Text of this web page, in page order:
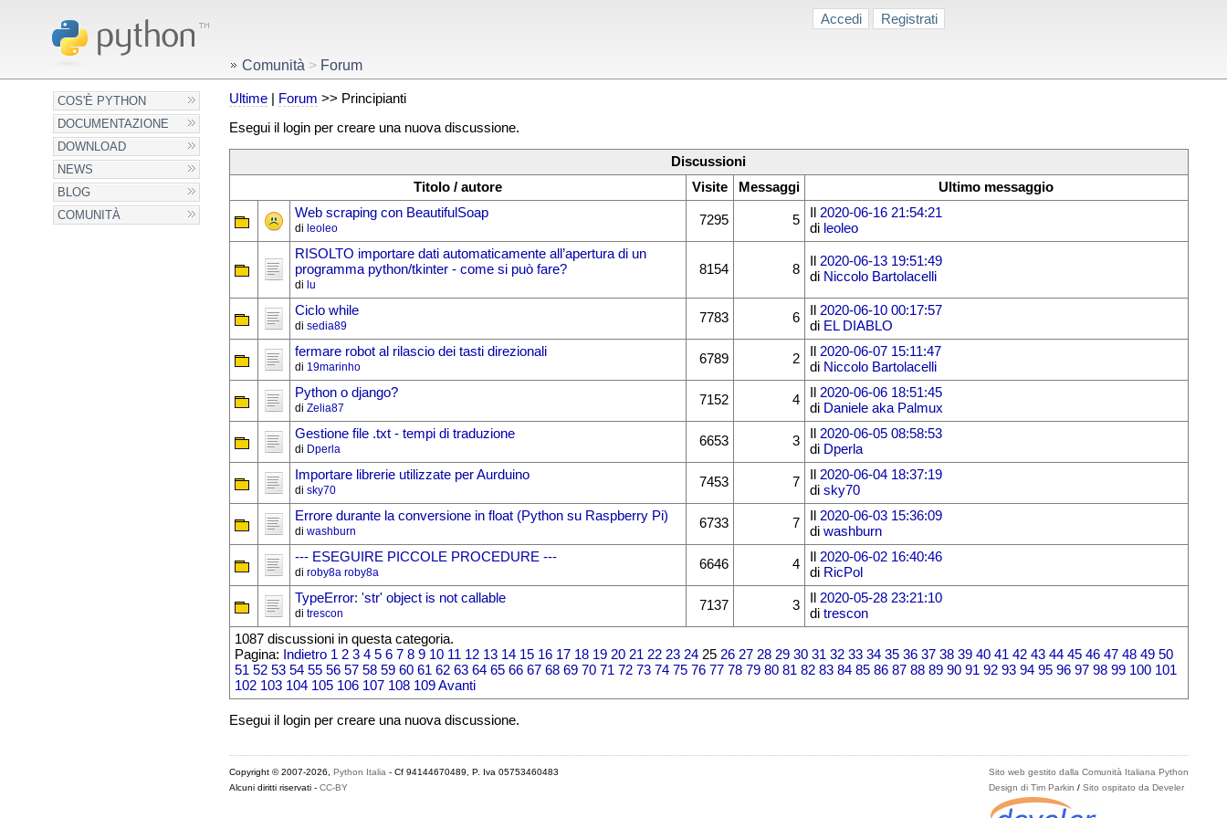
Accedi Registrati
COS'È PYTHON
DOCUMENTAZIONE
DOWNLOAD
NEWS
BLOG
COMUNITÀ
Comunità > Forum
Ultime| Forum >> Principianti
Esegui il login per creare una nuova discussione.
Discussioni
Titolo / autore
Visite Messaggi
Ultimo messaggio
Web scraping con BeautifulSoap
di leoleo
7295 5
2020-06-16 21:54:21
di leoleo
RISOLTO importare dati automaticamente all’apertura di un
programma python/tkinter - come si può fare?
di lu
8154 8
2020-06-13 19:51:49
di Niccolo Bartolacelli
Ciclo while
di sedia89
7783 6
2020-06-10 00:17:57
di EL DIABLO
fermare robot al rilascio dei tasti direzionali
di 19marinho
6789 2
2020-06-07 15:11:47
di Niccolo Bartolacelli
Python o django?
di Zelia87
7152 4
2020-06-06 18:51:45
di Daniele aka Palmux
Gestione file .txt - tempi di traduzione
di Dperla
6653 3
2020-06-05 08:58:53
di Dperla
Importare librerie utilizzate per Aurduino
di sky70
7453 7
2020-06-04 18:37:19
di sky70
Errore durante la conversione in float (Python su Raspberry Pi)
di washburn
6733 7
2020-06-03 15:36:09
di washburn
--- ESEGUIRE PICCOLE PROCEDURE ---
di roby8a roby8a
6646 4
2020-06-02 16:40:46
di RicPol
TypeError: 'str' object is not callable
di trescon
7137 3
2020-05-28 23:21:10
di trescon
1087 discussioni in questa categoria.
Pagina:
Indietro 1 2 3 4 5 6 7 8 9 10 11 12 13 14 15 16 17 18 19 20 21 22 23 2425 26 27 28 29 30 31 32 33 34 35 36 37 38 39 40 41 42 43 44 45 46 47 48 49 50
51 52 53 54 55 56 57 58 59 60 61 62 63 64 65 66 67 68 69 70 71 72 73 74 75 76 77 78 79 80 81 82 83 84 85 86 87 88 89 90 91 92 93 94 95 96 97 98 99 100 101
102 103 104 105 106 107 108 109 Avanti
Esegui il login per creare una nuova discussione.
Sito web gestito dalla Comunità Italiana Python
Design di Tim Parkin /Sito ospitato da Develer
Copyright © 2007-2026, Python Italia - Cf 94144670489, P. Iva 05753460483
Alcuni diritti riservati - CC-BY